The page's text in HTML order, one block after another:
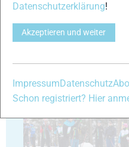
21
Datenschutzerklärung!
Akzeptieren und weiter
ImpressumDatenschutz
Schon registriert? Hier